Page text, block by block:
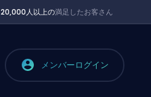
20,000人以上の満足したお客さん
メンバーログイン